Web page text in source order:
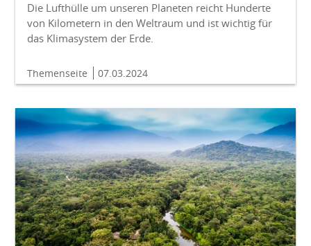
Die Lufthülle um unseren Planeten reicht Hunderte
von Kilometern in den Weltraum und ist wichtig für
das Klimasystem der Erde.
Themenseite 07.03.2024